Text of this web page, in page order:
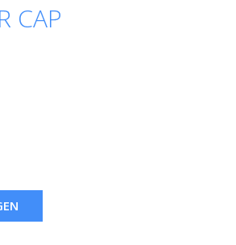
CAP